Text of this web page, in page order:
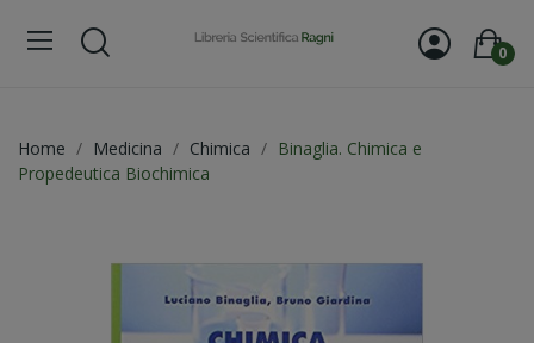
0
Home Medicina Chimica
Binaglia. Chimica e
Propedeutica Biochimica